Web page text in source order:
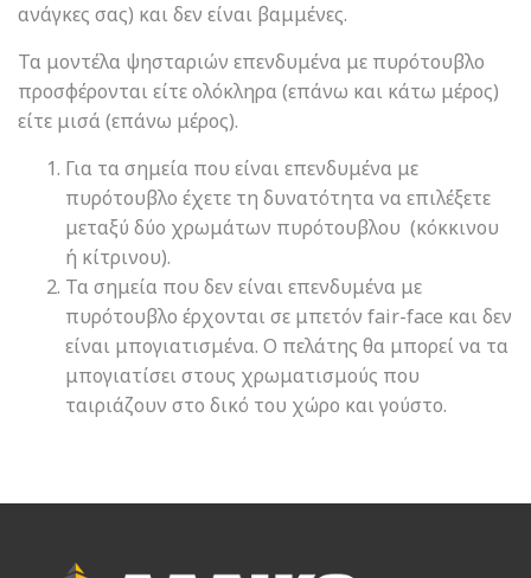
ανάγκες σας) και δεν είναι βαμμένες.
Τα μοντέλα ψησταριών επενδυμένα με πυρότουβλο
προσφέρονται είτε ολόκληρα (επάνω και κάτω μέρος)
είτε μισά (επάνω μέρος).
Για τα σημεία που είναι επενδυμένα με
πυρότουβλο έχετε τη δυνατότητα να επιλέξετε
μεταξύ δύο χρωμάτων πυρότουβλου (κόκκινου
ή κίτρινου).
Τα σημεία που δεν είναι επενδυμένα με
πυρότουβλο έρχονται σε μπετόν fair-face και δεν
είναι μπογιατισμένα. Ο πελάτης θα μπορεί να τα
μπογιατίσει στους χρωματισμούς που
ταιριάζουν στο δικό του χώρο και γούστο.